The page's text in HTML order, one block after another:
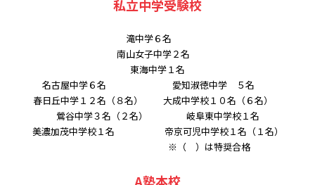
私立中学受験校
滝中学６名
南山女子中学２名
東海中学１名
名古屋中学６名 愛知淑徳中学 ５名
春日丘中学１２名（８名） 大成中学校１０名（６名）
鶯谷中学３名（２名） 岐阜東中学校１名
美濃加茂中学校１名 帝京可児中学校１名（１名）
※（ ）は特奨合格
A塾本校